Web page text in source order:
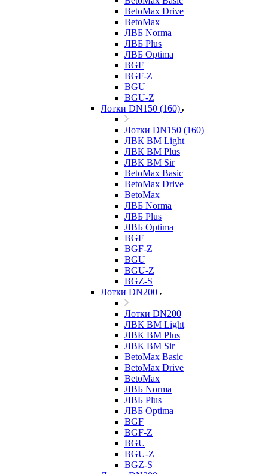
BetoMax Drive
BetoMax
ЛВБ Norma
ЛВБ Plus
ЛВБ Optima
BGF
BGF-Z
BGU
BGU-Z
Лотки DN150 (160)
Лотки DN150 (160)
ЛВК ВМ Light
ЛВК ВМ Plus
ЛВК ВМ Sir
BetoMax Basic
BetoMax Drive
BetoMax
ЛВБ Norma
ЛВБ Plus
ЛВБ Optima
BGF
BGF-Z
BGU
BGU-Z
BGZ-S
Лотки DN200
Лотки DN200
ЛВК ВМ Light
ЛВК ВМ Plus
ЛВК ВМ Sir
BetoMax Basic
BetoMax Drive
BetoMax
ЛВБ Norma
ЛВБ Plus
ЛВБ Optima
BGF
BGF-Z
BGU
BGU-Z
BGZ-S